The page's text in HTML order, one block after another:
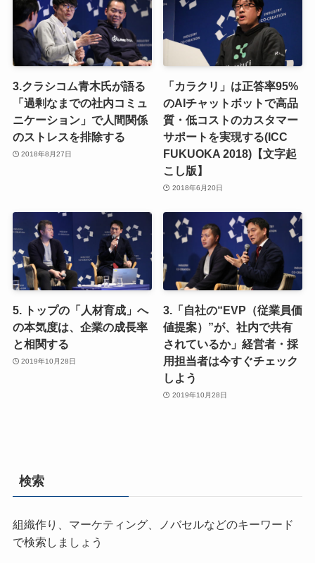
3.クラシコム青木氏が語る
「過剰なまでの社内コミュ
ニケーション」で人間関係
のストレスを排除する
2018年8月27日
「カラクリ」は正答率95%
のAIチャットボットで高品
質・低コストのカスタマー
サポートを実現する(ICC
FUKUOKA 2018)【文字起
こし版】
2018年6月20日
5. トップの「人材育成」へ
の本気度は、企業の成長率
と相関する
2019年10月28日
3.「自社の“EVP（従業員価
値提案）”が、社内で共有
されているか」経営者・採
用担当者は今すぐチェック
しよう
2019年10月28日
検索
組織作り、マーケティング、ノバセルなどのキーワード
で検索しましょう